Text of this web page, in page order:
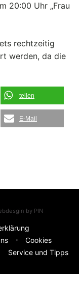
20:00 Uhr „Frau
rechtzeitig
werden, da die
teilen
E-Mail
by PIN
Cookies
Service und Tipps